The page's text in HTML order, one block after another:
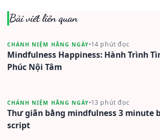
Bài viết liên quan
CHÁNH NIỆM HẰNG NGÀY 14 phút đọc
Mindfulness Happiness: Hành Trình
Phúc Nội Tâm
CHÁNH NIỆM HẰNG NGÀY 13 phút đọc
Thư giãn bằng mindfulness 3 minute
script